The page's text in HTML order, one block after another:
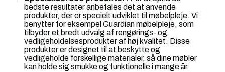
bedste resultater anbefales det at anvende
produkter, der er specielt udviklet til møbelpleje. Vi
benytter for eksempel Guardian møbelpleje, som
tilbyder et bredt udvalg af rengørings- og
vedligeholdelsesprodukter af høj kvalitet. Disse
produkter er designet til at beskytte og
vedligeholde forskellige materialer, så dine møbler
kan holde sig smukke og funktionelle i mange år.